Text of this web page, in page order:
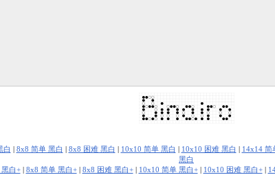
白 | 8x8 简单 黑白 | 8x8 困难 黑白 | 10x10 简单 黑白 | 10x10 困难 黑白 | 14x14 简
黑白
白+| 8x8 简单 黑白+| 8x8 困难 黑白+| 10x10 简单 黑白+| 10x10 困难 黑白+|